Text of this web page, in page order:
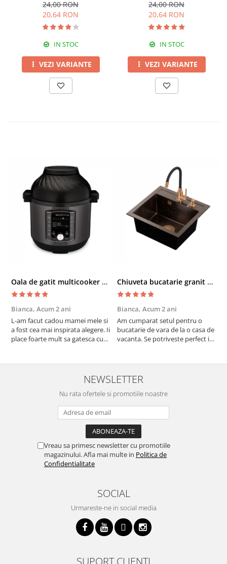
Livolo
24,00 RON
20,64 RON
IN STOC
VEZI VARIANTE
dublu,Livolo
24,00 RON
20,64 RON
IN STOC
VEZI VARIANTE
Oala de gatit multicooker 11 functii Instant Pot Pro Crisp 8 + Air Fryer 7.6 lt
Bianca, Acum 2 ani
L-am facut cadou mamei mele si
a fost cea mai inspirata alegere. Ii
place foarte mult sa gatesca cu
cratita...ma gandesc serios sa imi
cumpar si eu! Recomand mult !
Chiuveta bucatarie granit cu finisaj negru perlat/cupru Steingran Art Copper cu dozator si baterie Quadron
Bianca, Acum 2 ani
Am cumparat setul pentru o
bucatarie de vara de la o casa de
vacanta. Se potriveste perfect in
buna, recomand cu drag !
NEWSLETTER
Nu rata ofertele si promotiile noastre
Vreau sa primesc newsletter cu promotiile
magazinului. Afla mai multe in Politica de
Confidentialitate
SOCIAL
Urmareste-ne in social media
SUPORT CLIENTI